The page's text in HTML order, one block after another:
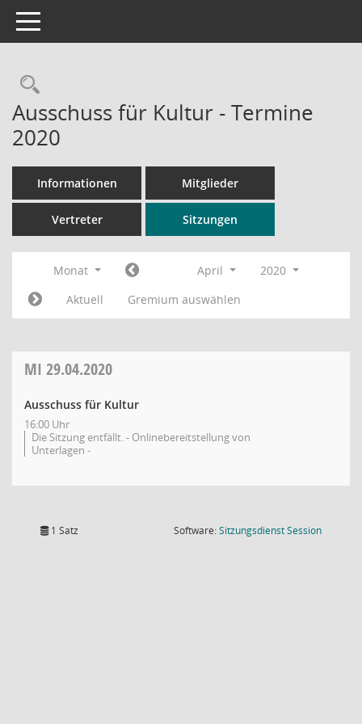
Toggle navigation
Rechercheauswahl
Ausschuss für Kultur - Termine
2020
Informationen Mitglieder
Vertreter Sitzungen
Monat April
2020
Aktuell
Gremium auswählen
MI 29.04.2020
Ausschuss für Kultur
16:00 Uhr
Die Sitzung entfällt. - Onlinebereitstellung von
Unterlagen -
1 Satz Software:SitzungsdienstSession(Wird in